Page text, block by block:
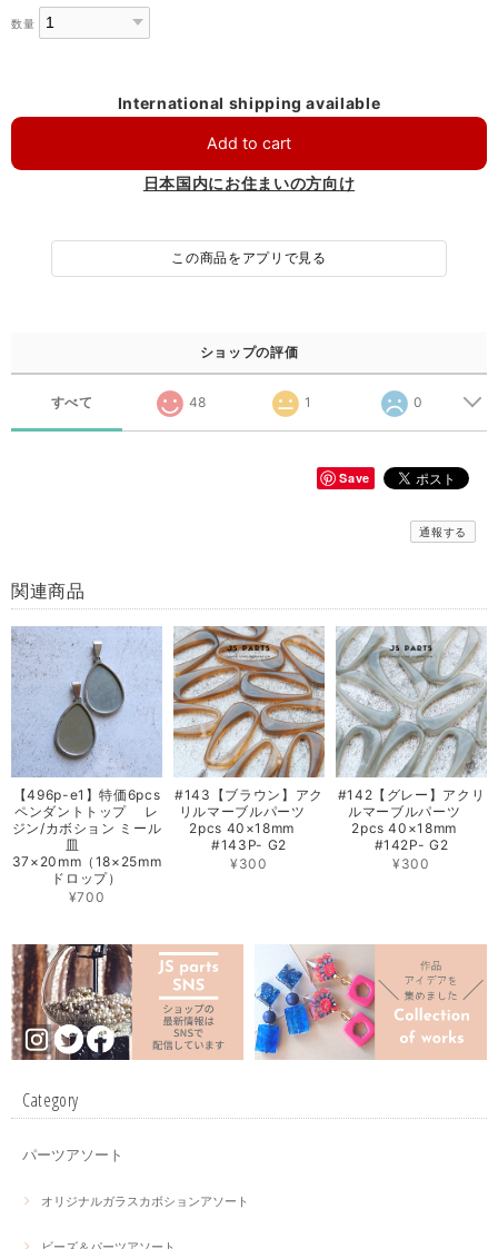
数量
International shipping available
Add to cart
日本国内にお住まいの方向け
この商品をアプリで見る
ショップの評価
すべて 48 1 0
Save
通報する
関連商品
【496p-e1】特価6pcs
ペンダントトップ レ
ジン/カボション ミール
皿
37×20mm（18×25mm
ドロップ）
¥700
#143【ブラウン】アク
リルマーブルパーツ
2pcs 40×18mm
#143P- G2
¥300
#142【グレー】アクリ
ルマーブルパーツ
2pcs 40×18mm
#142P- G2
¥300
Category
パーツアソート
オリジナルガラスカボションアソート